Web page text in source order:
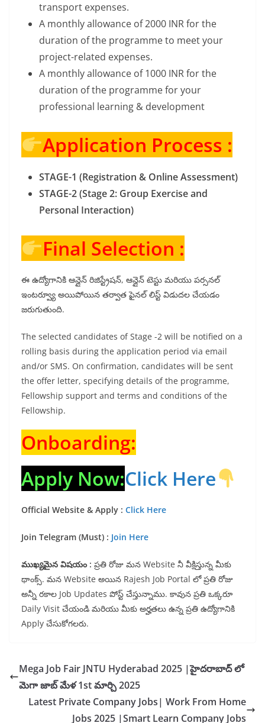
transport expenses.
A monthly allowance of 2000 INR for the
duration of the programme to meet your
project-related expenses.
A monthly allowance of 1000 INR for the
duration of the programme for your
professional learning & development
Application Process :
STAGE-1 (Registration & Online Assessment)
STAGE-2 (Stage 2: Group Exercise and
Personal Interaction)
Final Selection :
ఈ ఉద్యోగానికి ఆన్లైన్ రిజిస్ట్రేషన్, ఆన్లైన్ టెస్టు మరియు పర్సనల్
ఇంటర్వ్యూ అయిపోయిన తర్వాత ఫైనల్ లిస్ట్ విడుదల చేయడం
జరుగుతుంది.
The selected candidates of Stage -2 will be notified on a
rolling basis during the application period via email
and/or SMS. On confirmation, candidates will be sent
the offer letter, specifying details of the programme,
Fellowship support and terms and conditions of the
Fellowship.
Onboarding:
Apply Now:Click Here
Official Website & Apply : Click Here
Join Telegram (Must) : Join Here
ముఖ్యమైన విషయం : ప్రతి రోజు మన Website నీ వీక్షిస్తున్న మీకు
థాంక్స్. మన Website అయిన Rajesh Job Portal లో ప్రతి రోజు
అన్నీ రకాల Job Updates పోస్ట్ చేస్తున్నాము. కావున ప్రతి ఒక్కరూ
Daily Visit చేయండి మరియు మీకు అర్హతలు ఉన్న ప్రతి ఉద్యోగానికి
Apply చేసుకోగలరు.
Mega Job Fair JNTU Hyderabad 2025 |హైదరాబాద్ లో
మెగా జాబ్ మేళ 1st మార్చి 2025
Latest Private Company Jobs| Work From Home
Jobs 2025 |Smart Learn Company Jobs